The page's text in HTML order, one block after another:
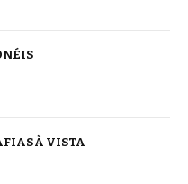
À VISTA